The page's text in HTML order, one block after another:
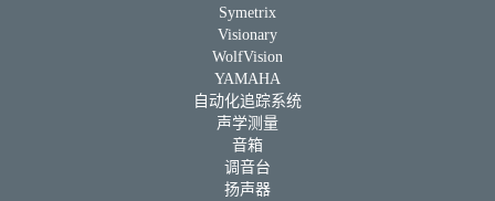
Symetrix
Visionary
WolfVision
YAMAHA
自动化追踪系统
声学测量
音箱
调音台
扬声器